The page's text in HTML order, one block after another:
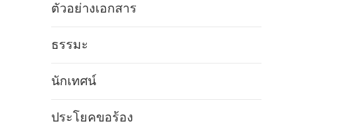
ตัวอย่างเอกสาร
ธรรมะ
นักเทศน์
ประโยคขอร้อง